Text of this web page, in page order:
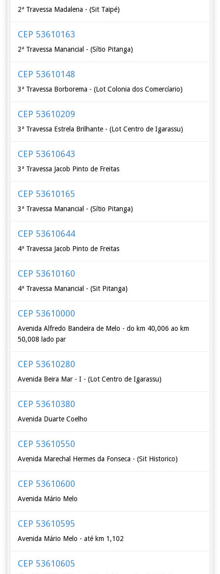
2ª Travessa Madalena - (Sit Taipé)
CEP 53610163
2ª Travessa Manancial - (Sítio Pitanga)
CEP 53610148
3ª Travessa Borborema - (Lot Colonia dos Comercíario)
CEP 53610209
3ª Travessa Estrela Brilhante - (Lot Centro de Igarassu)
CEP 53610643
3ª Travessa Jacob Pinto de Freitas
CEP 53610165
3ª Travessa Manancial - (Sítio Pitanga)
CEP 53610644
4ª Travessa Jacob Pinto de Freitas
CEP 53610160
4ª Travessa Manancial - (Sit Pitanga)
CEP 53610000
Avenida Alfredo Bandeira de Melo - do km 40,006 ao km
50,008 lado par
CEP 53610280
Avenida Beira Mar - I - (Lot Centro de Igarassu)
CEP 53610380
Avenida Duarte Coelho
CEP 53610550
Avenida Marechal Hermes da Fonseca - (Sit Historico)
CEP 53610600
Avenida Mário Melo
CEP 53610595
Avenida Mário Melo - até km 1,102
CEP 53610605